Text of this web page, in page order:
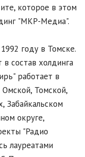
которое в этом
"МКР-Медиа".
году в Томске.
состав холдинга
работает в
Томской,
Забайкальском
округе,
"Радио
лауреатами